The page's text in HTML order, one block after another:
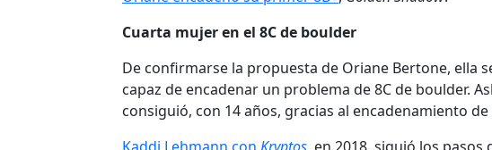
Cuarta mujer en el 8C de boulder
De confirmarse la propuesta de Oriane Bertone, ella
capaz de encadenar un problema de 8C de boulder.
consiguió, con 14 años, gracias al encadenamiento de